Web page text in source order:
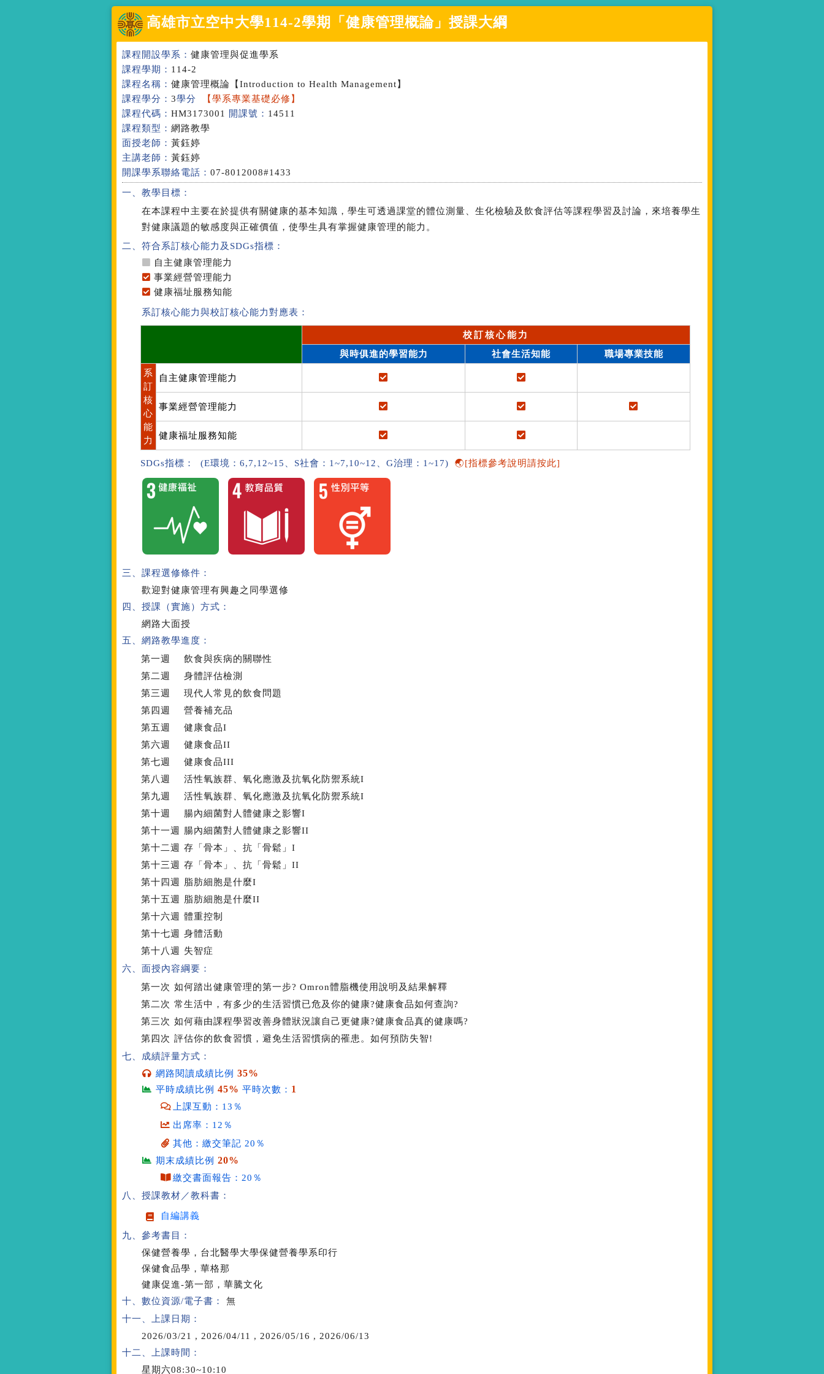
高雄市立空中大學114-2學期 「健康管理概論 」授課大綱
課程開設學系： 健康管理與促進學系
課程學期： 114-2
課程名稱： 健康管理概論 【Introduction to Health Management】
課程學分： 3學分
【學系專業基礎必修】
課程代碼： HM3173001 開課號： 14511
課程類型： 網路教學
面授老師： 黃鈺婷
主講老師： 黃鈺婷
開課學系聯絡電話： 07-8012008#1433
一、教學目標：
在本課程中主要在於提供有關健康的基本知識，學生可透過課堂的體位測量、生化檢驗及飲食評估等課程學習及討論，來培養學生
對健康議題的敏感度與正確價值，使學生具有掌握健康管理的能力。
二、符合系訂核心能力 及SDGs指標 ：
自主健康管理能力
事業經營管理能力
健康福址服務知能
系訂核心能力與校訂核心能力對應表：
校訂核心能力
與時俱進的學習能力
社會生活知能
職場專業技能
系
訂
核
心
能
力
自主健康管理能力
事業經營管理能力
健康福址服務知能
SDGs指標： (E環境：6,7,12~15、S社會：1~7,10~12、G治理：1~17) 🌏[指標參考說明請按此]
三、課程選修條件：
歡迎對健康管理有興趣之同學選修
四、授課（實施）方式：
網路大面授
五、網路教學進度：
第一週
飲食與疾病的關聯性
第二週
身體評估檢測
第三週
現代人常見的飲食問題
第四週
營養補充品
第五週
健康食品I
第六週
健康食品II
第七週
健康食品III
第八週
活性氧族群、氧化應激及抗氧化防禦系統I
第九週
活性氧族群、氧化應激及抗氧化防禦系統I
第十週
腸內細菌對人體健康之影響I
第十一週
腸內細菌對人體健康之影響II
第十二週
存「骨本」、抗「骨鬆」I
第十三週
存「骨本」、抗「骨鬆」II
第十四週
脂肪細胞是什麼I
第十五週
脂肪細胞是什麼II
第十六週
體重控制
第十七週
身體活動
第十八週
失智症
六、面授內容綱要：
第一次 如何踏出健康管理的第一步? Omron體脂機使用說明及結果解釋
第二次 常生活中，有多少的生活習慣已危及你的健康?健康食品如何查詢?
第三次 如何藉由課程學習改善身體狀況讓自己更健康?健康食品真的健康嗎?
第四次 評估你的飲食習慣，避免生活習慣病的罹患。如何預防失智!
七、成績評量方式：
網路閱讀成績比例35%
平時成績比例45% 平時次數： 1
上課互動：13％
出席率：12％
其他：繳交筆記 20％
期末成績比例20%
繳交書面報告：20％
八、授課教材／教科書：
自編講義
九、參考書目：
保健營養學，台北醫學大學保健營養學系印行
保健食品學，華格那
健康促進-第一部，華騰文化
十、數位資源/電子書：
無
十一、上課日期：
2026/03/21 , 2026/04/11 , 2026/05/16 , 2026/06/13
十二、上課時間：
星期六08:30~10:10